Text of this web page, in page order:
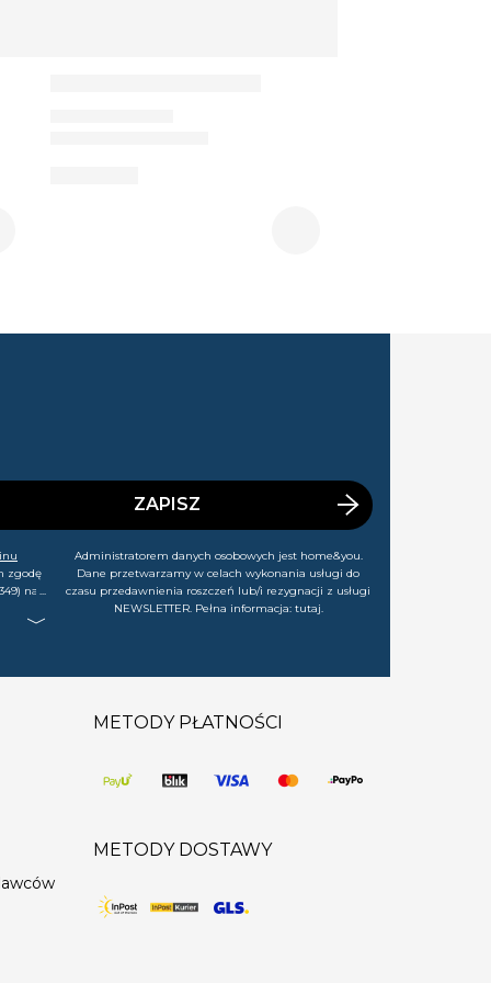
zgodę
na
chwili
ZAPISZ
Administratorem danych osobowych jest home&you.
Dane przetwarzamy w celach wykonania usługi do
czasu przedawnienia roszczeń lub/i rezygnacji z usługi
NEWSLETTER. Pełna informacja: tutaj.
METODY PŁATNOŚCI
METODY DOSTAWY